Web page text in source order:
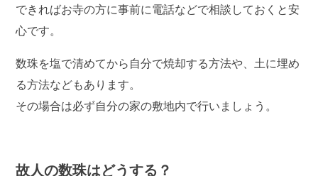
できればお寺の方に事前に電話などで相談しておくと安
心です。
数珠を塩で清めてから自分で焼却する方法や、土に埋め
る方法などもあります。
その場合は必ず自分の家の敷地内で行いましょう。
故人の数珠はどうする？